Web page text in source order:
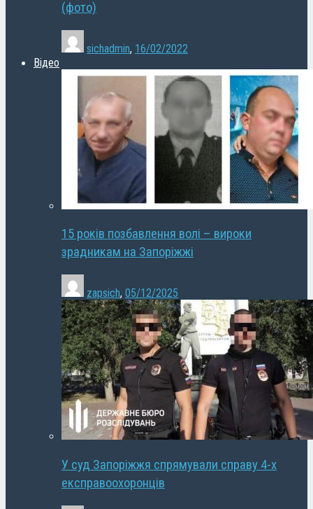
(фото)
sichadmin, 16/02/2022
Відео
15 років позбавлення волі – вироки
зрадникам на Запоріжжі
zapsich, 05/12/2025
У суд Запоріжжя спрямували справу 4-х
експравоохоронців